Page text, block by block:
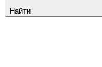
Найти